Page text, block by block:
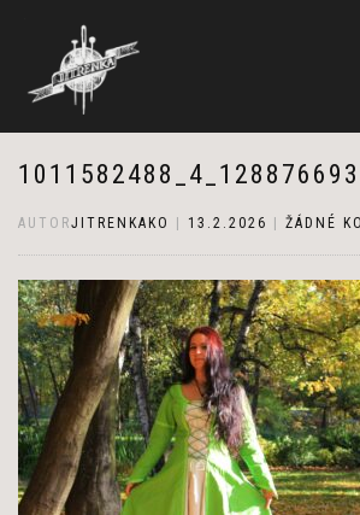
AUTORJITRENKAKO 13.2.2026 ŽÁDNÉ